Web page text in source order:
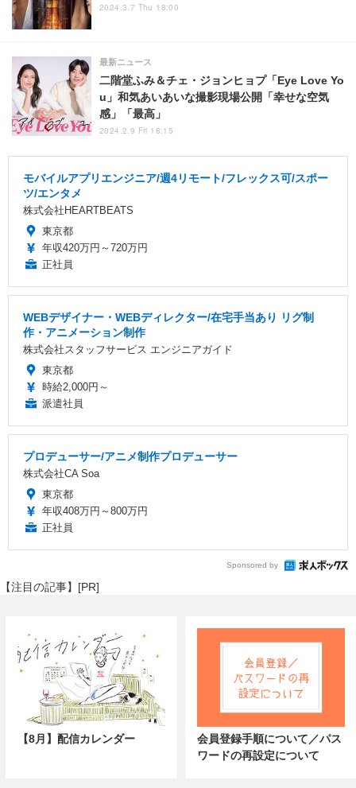
2024.3.7 Thu 18:00
二階堂ふみ＆チェ・ジョンヒョプ「Eye Love Yo
u」和気あいあいな撮影現場公開「幸せな空気
感」「最高」
最新ニュース
2024.2.9 Fri 18:15
モバイルアプリエンジニア/週4リモート/フレックス可/スポー
ツ/エンタメ
株式会社HEARTBEATS
東京都
年収420万円～720万円
正社員
WEBデザイナー・WEBディレクター/在宅手当あり リグ制
作・アニメーション制作
株式会社スタッフサービス エンジニアガイド
東京都
時給2,000円～
派遣社員
プロデューサー/アニメ制作プロデューサー
株式会社CA Soa
東京都
年収408万円～800万円
正社員
Sponsored by
【注目の記事】[PR]
【8月】配信カレンダー
会員登録手順について／パス
ワードの再設定について